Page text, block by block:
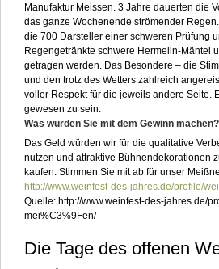
Manufaktur Meissen. 3 Jahre dauerten die
das ganze Wochenende strömender
die 700 Darsteller einer schweren Prüfung
Regengetränkte schwere Hermelin-Mäntel
getragen werden. Das Besondere – die
und den trotz des Wetters zahlreich
voller Respekt für die jeweils andere Seite.
gewesen zu sein.
Was würden Sie mit dem Gewinn machen?
Das Geld würden wir für die qualitative
nutzen und attraktive Bühnendekorationen
kaufen. Stimmen Sie mit ab für unser
http://www.weinfest-des-jahres.de/profile/
Quelle: http://www.weinfest-des-jahres.de/
mei%C3%9Fen/
Die Tage des offenen